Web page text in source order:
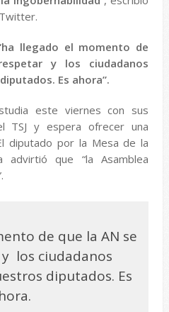
llegado el momento de
y los ciudadanos
Es ahora”.
este viernes con sus
TSJ y espera ofrecer una
diputado por la Mesa de la
advirtió que “la Asamblea
de que la AN se
los ciudadanos
diputados. Es